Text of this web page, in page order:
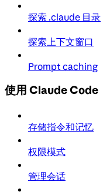
探索 .claude 目录
探索上下文窗口
Prompt caching
使用 Claude Code
存储指令和记忆
权限模式
管理会话